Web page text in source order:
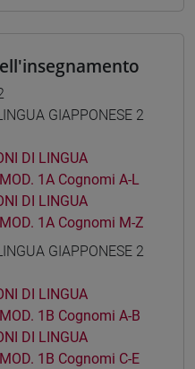
GIAPPONESE 2
DI LINGUA
1A Cognomi A-L
DI LINGUA
1A Cognomi M-Z
GIAPPONESE 2
DI LINGUA
1B Cognomi A-B
DI LINGUA
1B Cognomi C-E